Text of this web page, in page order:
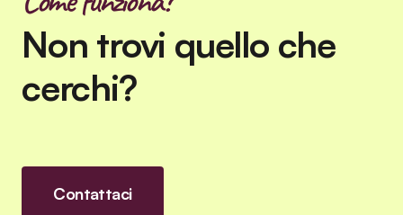
Non trovi quello che
cerchi?
Contattaci